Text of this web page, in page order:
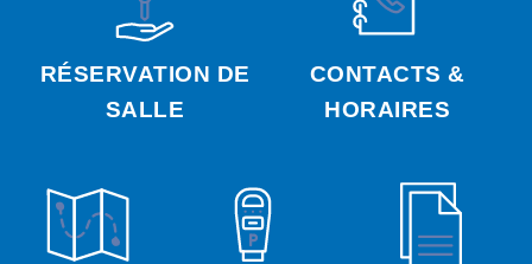
RÉSERVATION DE
SALLE
CONTACTS &
HORAIRES